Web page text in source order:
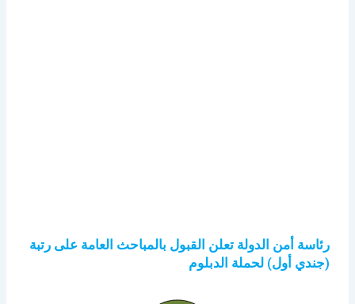
رئاسة أمن الدولة تعلن القبول بالمباحث العامة على رتبة
(جندي أول) لحملة الدبلوم